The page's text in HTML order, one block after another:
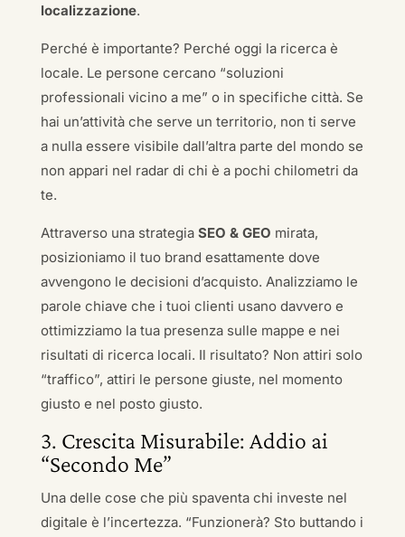
localizzazione.
Perché è importante? Perché oggi la ricerca è
locale. Le persone cercano “soluzioni
professionali vicino a me” o in specifiche città. Se
hai un’attività che serve un territorio, non ti serve
a nulla essere visibile dall’altra parte del mondo se
non appari nel radar di chi è a pochi chilometri da
te.
Attraverso una strategia SEO & GEO mirata,
posizioniamo il tuo brand esattamente dove
avvengono le decisioni d’acquisto. Analizziamo le
parole chiave che i tuoi clienti usano davvero e
ottimizziamo la tua presenza sulle mappe e nei
risultati di ricerca locali. Il risultato? Non attiri solo
“traffico”, attiri le persone giuste, nel momento
giusto e nel posto giusto.
3. Crescita Misurabile: Addio ai
“Secondo Me”
Una delle cose che più spaventa chi investe nel
digitale è l’incertezza. “Funzionerà? Sto buttando i